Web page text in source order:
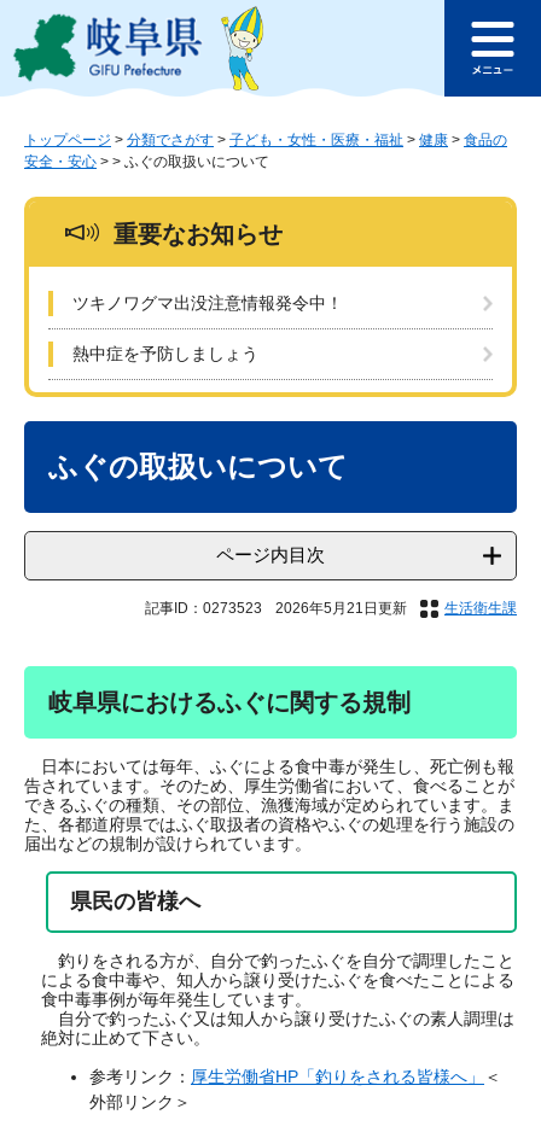
ジ
ュ
このページの本文へ
ュ
トップページ > 分類でさがす > 子ども・女性・医療・福祉 > 健康 > 食品の
安全・安心 > > ふぐの取扱いについて
重要なお知らせ
ツキノワグマ出没注意情報発令中！
熱中症を予防しましょう
ふぐの取扱いについて
ページ内目次
記事ID：0273523 2026年5月21日更新 生活衛生課
岐阜県におけるふぐに関する規制
日本においては毎年、ふぐによる食中毒が発生し、死亡例も報
告されています。そのため、厚生労働省において、食べることが
できるふぐの種類、その部位、漁獲海域が定められています。ま
た、各都道府県ではふぐ取扱者の資格やふぐの処理を行う施設の
届出などの規制が設けられています。
県民の皆様へ
釣りをされる方が、自分で釣ったふぐを自分で調理したこと
による食中毒や、知人から譲り受けたふぐを食べたことによる
食中毒事例が毎年発生しています。
自分で釣ったふぐ又は知人から譲り受けたふぐの素人調理は
絶対に止めて下さい。
参考リンク： 厚生労働省HP「釣りをされる皆様へ」
＜
外部リンク＞